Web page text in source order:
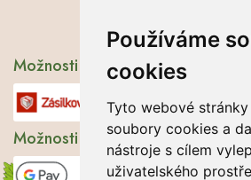
Používáme
cookies
Tyto webové
soubory cookies a
nástroje s cílem
uživatelského
Možnosti dopravy
Možnosti platby